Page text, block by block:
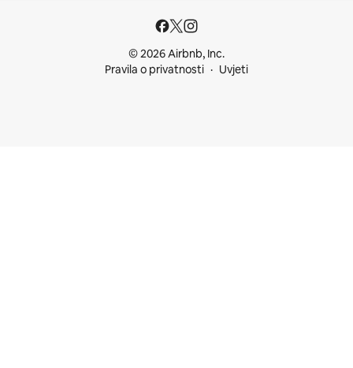
© 2026 Airbnb, Inc.
Pravila o privatnosti
Uvjeti